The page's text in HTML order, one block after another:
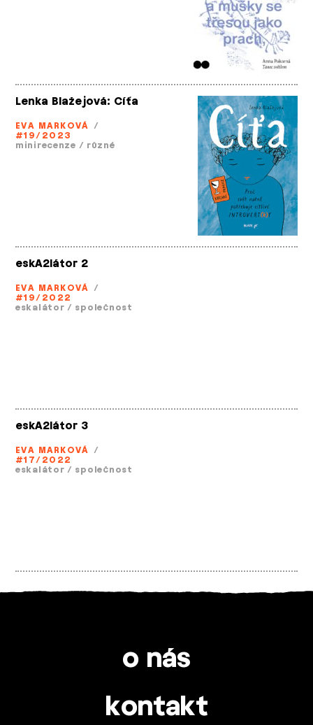
Lenka Blažejová: Cíťa
EVA MARKOVÁ /
#19/2023
minirecenze / různé
eskA2látor 2
EVA MARKOVÁ /
#19/2022
eskalátor / společnost
eskA2látor 3
EVA MARKOVÁ /
#17/2022
eskalátor / společnost
o nás
kontakt